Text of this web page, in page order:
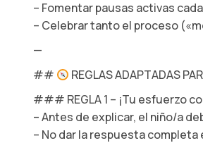
– Fomentar pausas activas
– Celebrar tanto el proceso
—
##
REGLAS ADAPTADAS
### REGLA 1 – ¡Tu esfuerzo
– Antes de explicar, el niño/a
– No dar la respuesta